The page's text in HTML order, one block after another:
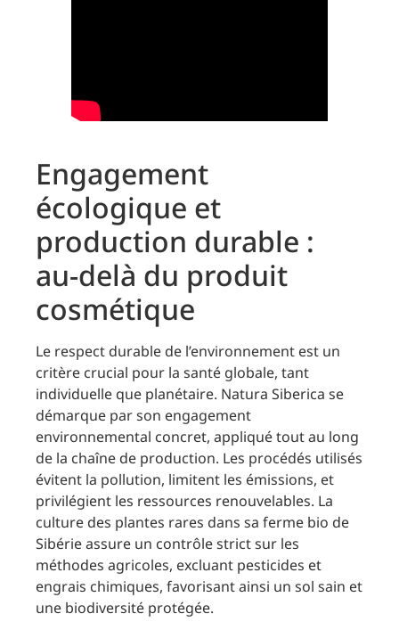
Engagement
écologique et
production durable :
au-delà du produit
cosmétique
Le respect durable de l’environnement est un
critère crucial pour la santé globale, tant
individuelle que planétaire. Natura Siberica se
démarque par son engagement
environnemental concret, appliqué tout au long
de la chaîne de production. Les procédés utilisés
évitent la pollution, limitent les émissions, et
privilégient les ressources renouvelables. La
culture des plantes rares dans sa ferme bio de
Sibérie assure un contrôle strict sur les
méthodes agricoles, excluant pesticides et
engrais chimiques, favorisant ainsi un sol sain et
une biodiversité protégée.